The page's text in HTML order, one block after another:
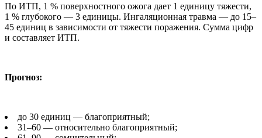
По ИТП, 1 % поверхностного ожога дает 1 единицу тяжести,
1 % глубокого — 3 единицы. Ингаляционная травма — до 15–
45 единиц в зависимости от тяжести поражения. Сумма цифр
и составляет ИТП.
Прогноз:
до 30 единиц — благоприятный;
31–60 — относительно благоприятный;